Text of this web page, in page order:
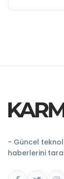
- Güncel
haberlerini